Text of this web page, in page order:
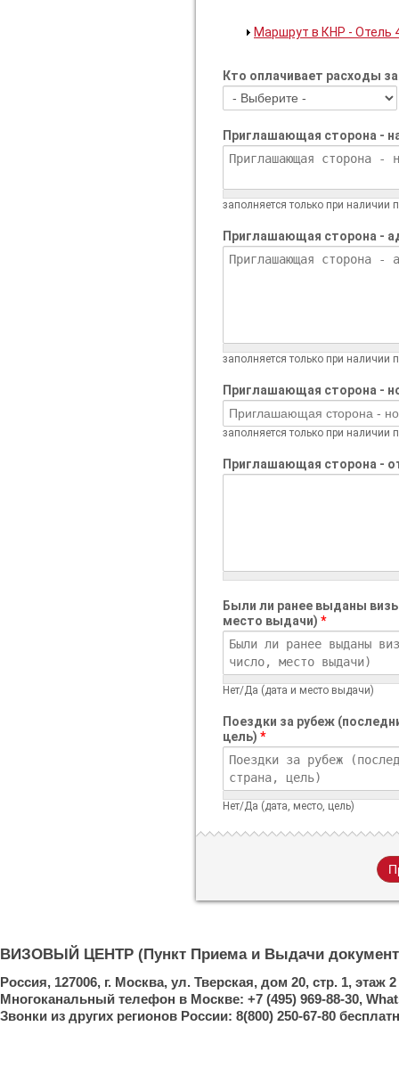
Показать
Маршрут в КНР - Отель
Кто оплачивает расходы
Приглашающая сторона -
заполняется только при наличии
Приглашающая сторона -
заполняется только при наличии
Приглашающая сторона -
заполняется только при наличии
Приглашающая сторона -
Были ли ранее выданы
место выдачи) *
Нет/Да (дата и место выдачи)
Поездки за рубеж
цель) *
Нет/Да (дата, место, цель)
ВИЗОВЫЙ ЦЕНТР (Пункт Приема и Выдачи
Россия, 127006, г. Москва, ул. Тверская, дом 20, стр. 1, этаж
Многоканальный телефон в Москве: +7 (495) 969-88-30,
Звонки из других регионов России: 8(800) 250-67-80